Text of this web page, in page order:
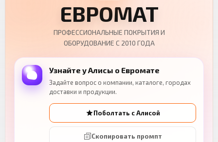
ЕВРОМАТ
ПРОФЕССИОНАЛЬНЫЕ ПОКРЫТИЯ И
ОБОРУДОВАНИЕ С 2010 ГОДА
Узнайте у Алисы о Евромате
Задайте вопрос о компании, каталоге, городах
доставки и продукции.
Поболтать с Алисой
Скопировать промпт